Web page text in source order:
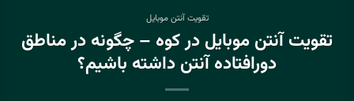
تقویت آنتن موبایل
تقویت آنتن موبایل در کوه – چگونه در مناطق
دورافتاده آنتن داشته باشیم؟